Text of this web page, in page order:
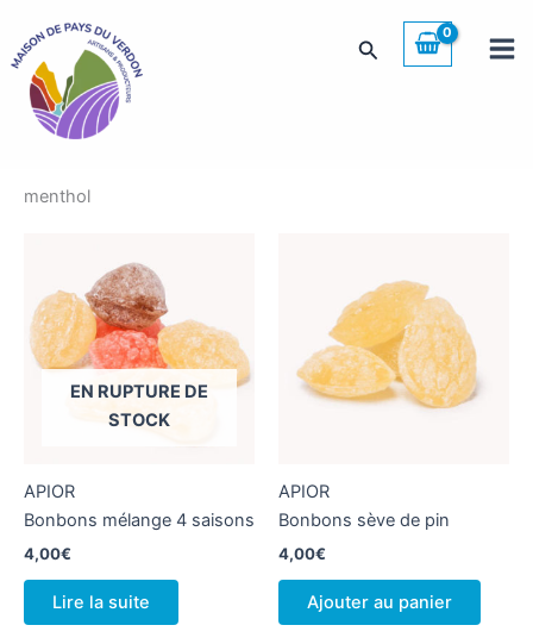
contenu
Rechercher
menthol
EN RUPTURE DE
STOCK
APIOR
Bonbons mélange 4 saisons
4,00€
Lire la suite
APIOR
Bonbons sève de pin
4,00€
Ajouter au panier